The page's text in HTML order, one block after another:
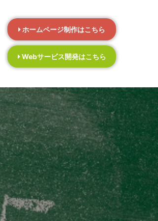
ホームページ制作はこちら
Webサービス開発はこちら